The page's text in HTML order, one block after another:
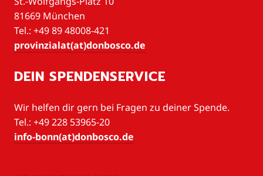
81669 München
Tel.: +49 89 48008-421
provinzialat(at)donbosco.de
DEIN SPENDENSERVICE
Wir helfen dir gern bei Fragen zu deiner Spende.
Tel.: +49 228 53965-20
info-bonn(at)donbosco.de